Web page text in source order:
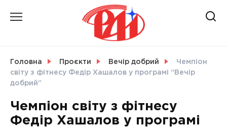
СВІТ
Головна Проєкти Вечір добрий
Чемпіон
світу з фітнесу Федір Хашалов у програмі “Вечір
добрий”
Чемпіон світу з фітнесу
Федір Хашалов у програмі